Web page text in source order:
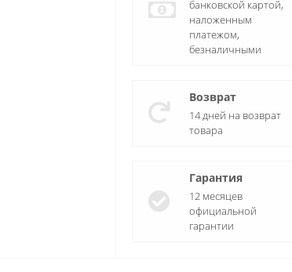
банковской картой,
наложенным
платежом,
безналичными
Возврат
14 дней на возврат
товара
Гарантия
12 месяцев
официальной
гарантии